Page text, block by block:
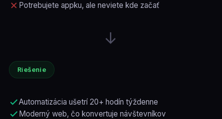
Potrebujete appku, ale neviete kde začať
→
Riešenie
Automatizácia ušetrí 20+ hodín týždenne
Moderný web, čo konvertuje návštevníkov